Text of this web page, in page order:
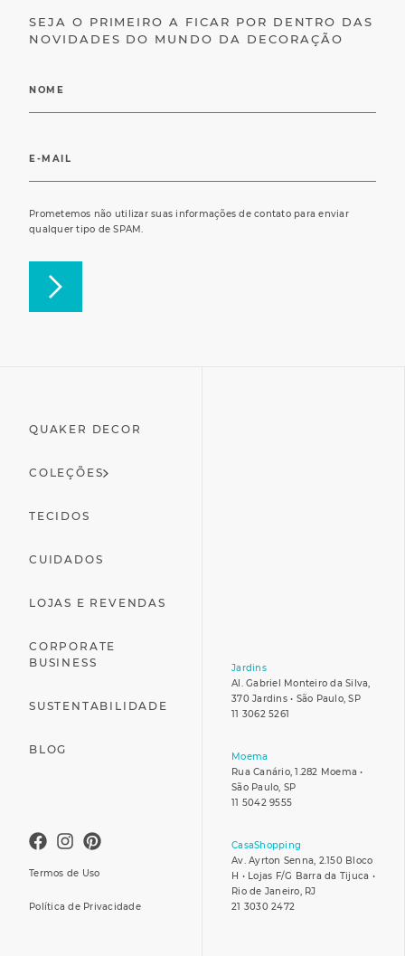
SEJA O PRIMEIRO A FICAR POR DENTRO DAS
NOVIDADES DO MUNDO DA DECORAÇÃO
Prometemos não utilizar suas informações de contato para enviar
qualquer tipo de SPAM.
QUAKER DECOR
COLEÇÕES
TECIDOS
CUIDADOS
LOJAS E REVENDAS
CORPORATE
BUSINESS
SUSTENTABILIDADE
BLOG
Termos de Uso
Política de Privacidade
Jardins
Al. Gabriel Monteiro da Silva,
370 Jardins • São Paulo, SP
11 3062 5261
Moema
Rua Canário, 1.282 Moema •
São Paulo, SP
11 5042 9555
CasaShopping
Av. Ayrton Senna, 2.150 Bloco
H • Lojas F/G Barra da Tijuca •
Rio de Janeiro, RJ
21 3030 2472